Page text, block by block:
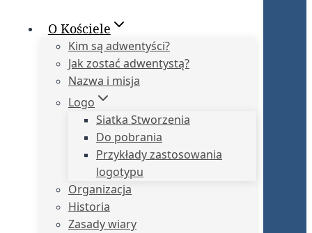
O Kościele
Kim są adwentyści?
Jak zostać adwentystą?
Nazwa i misja
Logo
Siatka Stworzenia
Do pobrania
Przykłady zastosowania
logotypu
Organizacja
Historia
Zasady wiary